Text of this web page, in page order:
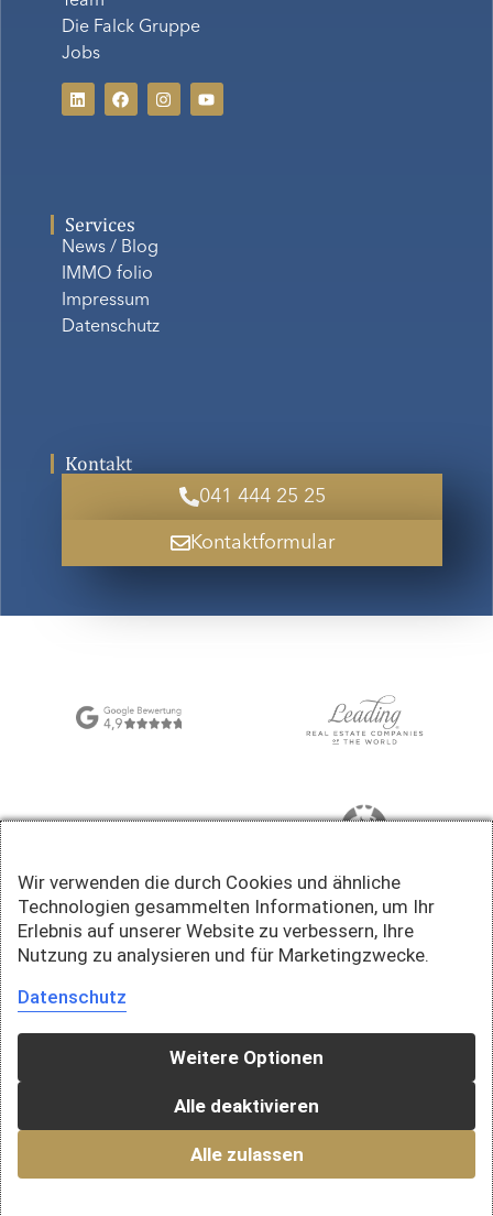
Die Falck Gruppe
Jobs
Services
News / Blog
IMMO folio
Impressum
Datenschutz
Kontakt
041 444 25 25
Kontaktformular
Wir verwenden die durch Cookies und ähnliche
Technologien gesammelten Informationen, um Ihr
Erlebnis auf unserer Website zu verbessern, Ihre
Nutzung zu analysieren und für Marketingzwecke.
Datenschutz
Weitere Optionen
Alle deaktivieren
Alle zulassen